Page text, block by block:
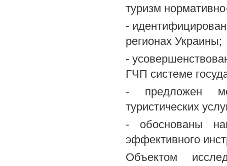
туризм
-
регионах Украины;
-
ГЧП системе
- предложен
туристических
- обоснованы
эффективного
Объектом